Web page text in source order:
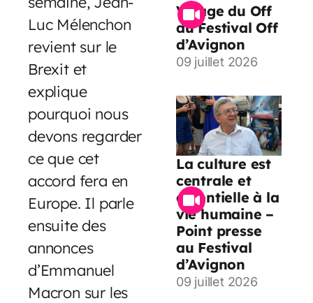
Luc Mélenchon
revient sur le
Brexit et
explique
pourquoi nous
devons regarder
ce que cet
accord fera en
Europe. Il parle
ensuite des
annonces
d’Emmanuel
Macron sur les
Village du Off
du Festival Off
d’Avignon
09 juillet 2026
La culture est
centrale et
essentielle à la
vie humaine –
Point presse
au Festival
d’Avignon
09 juillet 2026